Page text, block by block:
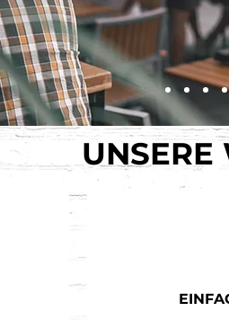
UNSERE